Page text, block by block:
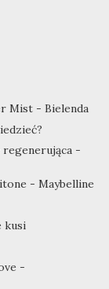
Mist - Bielenda
regenerująca -
- Maybelline
kusi
-